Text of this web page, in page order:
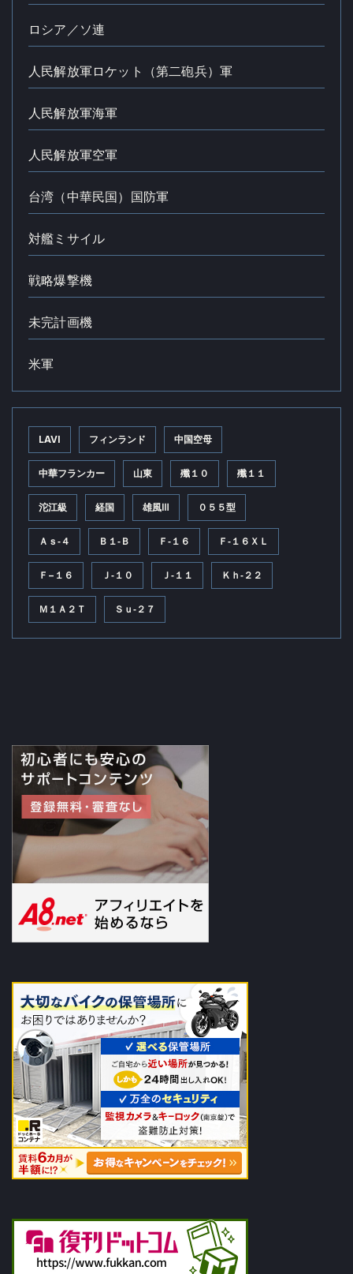
ロシア／ソ連
人民解放軍ロケット（第二砲兵）軍
人民解放軍海軍
人民解放軍空軍
台湾（中華民国）国防軍
対艦ミサイル
戦略爆撃機
未完計画機
米軍
LAVI フィンランド 中国空母
中華フランカー 山東 殲１０ 殲１１
沱江級 経国 雄風Ⅲ ０５５型
Ａｓ‐４ Ｂ１‐Ｂ Ｆ‐１６ Ｆ‐１６ＸＬ
Ｆ−１６ Ｊ‐１０ Ｊ‐１１ Ｋｈ‐２２
Ｍ１Ａ２Ｔ Ｓｕ‐２７